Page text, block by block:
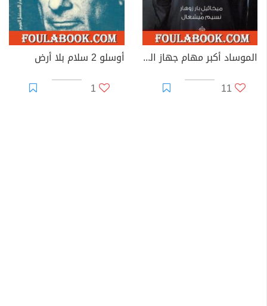
الموساد أكبر مهام جهاز المخابرات الإسرائيلي
11
أوسلو 2 سلام بلا أرض
1